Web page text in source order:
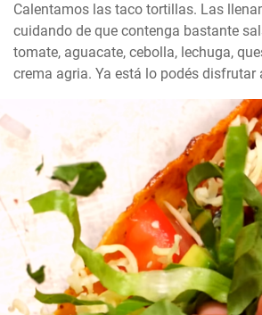
Calentamos las taco tortillas. Las
cuidando de que contenga bastante
tomate, aguacate, cebolla, lechuga,
crema agria. Ya está lo podés disfrutar